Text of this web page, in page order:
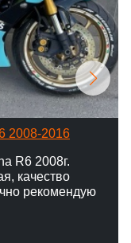
2008-2016
R6 2008г.
качество
рекомендую